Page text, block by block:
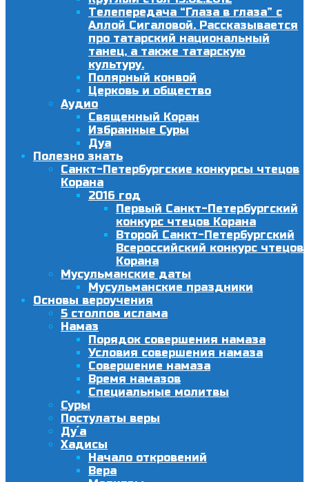
Телепередача “Глаза в глаза” с
Аллой Сигаловой. Рассказывается
про татарский национальный
танец, а также татарскую
культуру.
Полярный конвой
Церковь и общество
Аудио
Священный Коран
Избранные Суры
Дуа
Полезно знать
Санкт-Петербургские конкурсы чтецов
Корана
2016 год
Первый Санкт-Петербургский
конкурс чтецов Корана
Второй Санкт-Петербургский
Всероссийский конкурс чтецов
Корана
Мусульманские даты
Мусульманские праздники
Основы вероучения
5 столпов ислама
Намаз
Порядок совершения намаза
Условия совершения намаза
Совершение намаза
Время намазов
Специальные молитвы
Суры
Постулаты веры
Ду´а
Хадисы
Начало откровений
Вера